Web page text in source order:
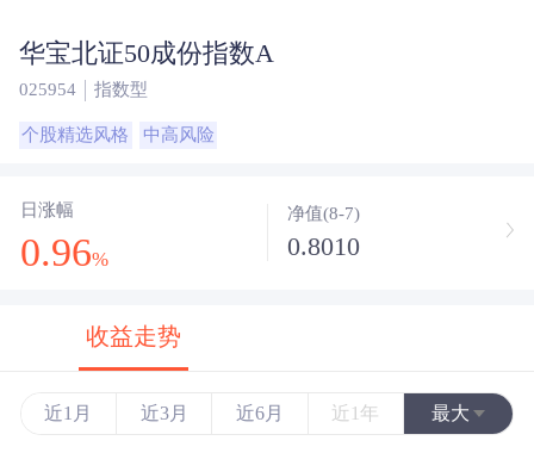
华宝北证50成份指数A
025954 指数型
个股精选风格 中高风险
日涨幅
0.96%
净值(8-7)
0.8010
收益走势
近1月 近3月 近6月 近1年 最大